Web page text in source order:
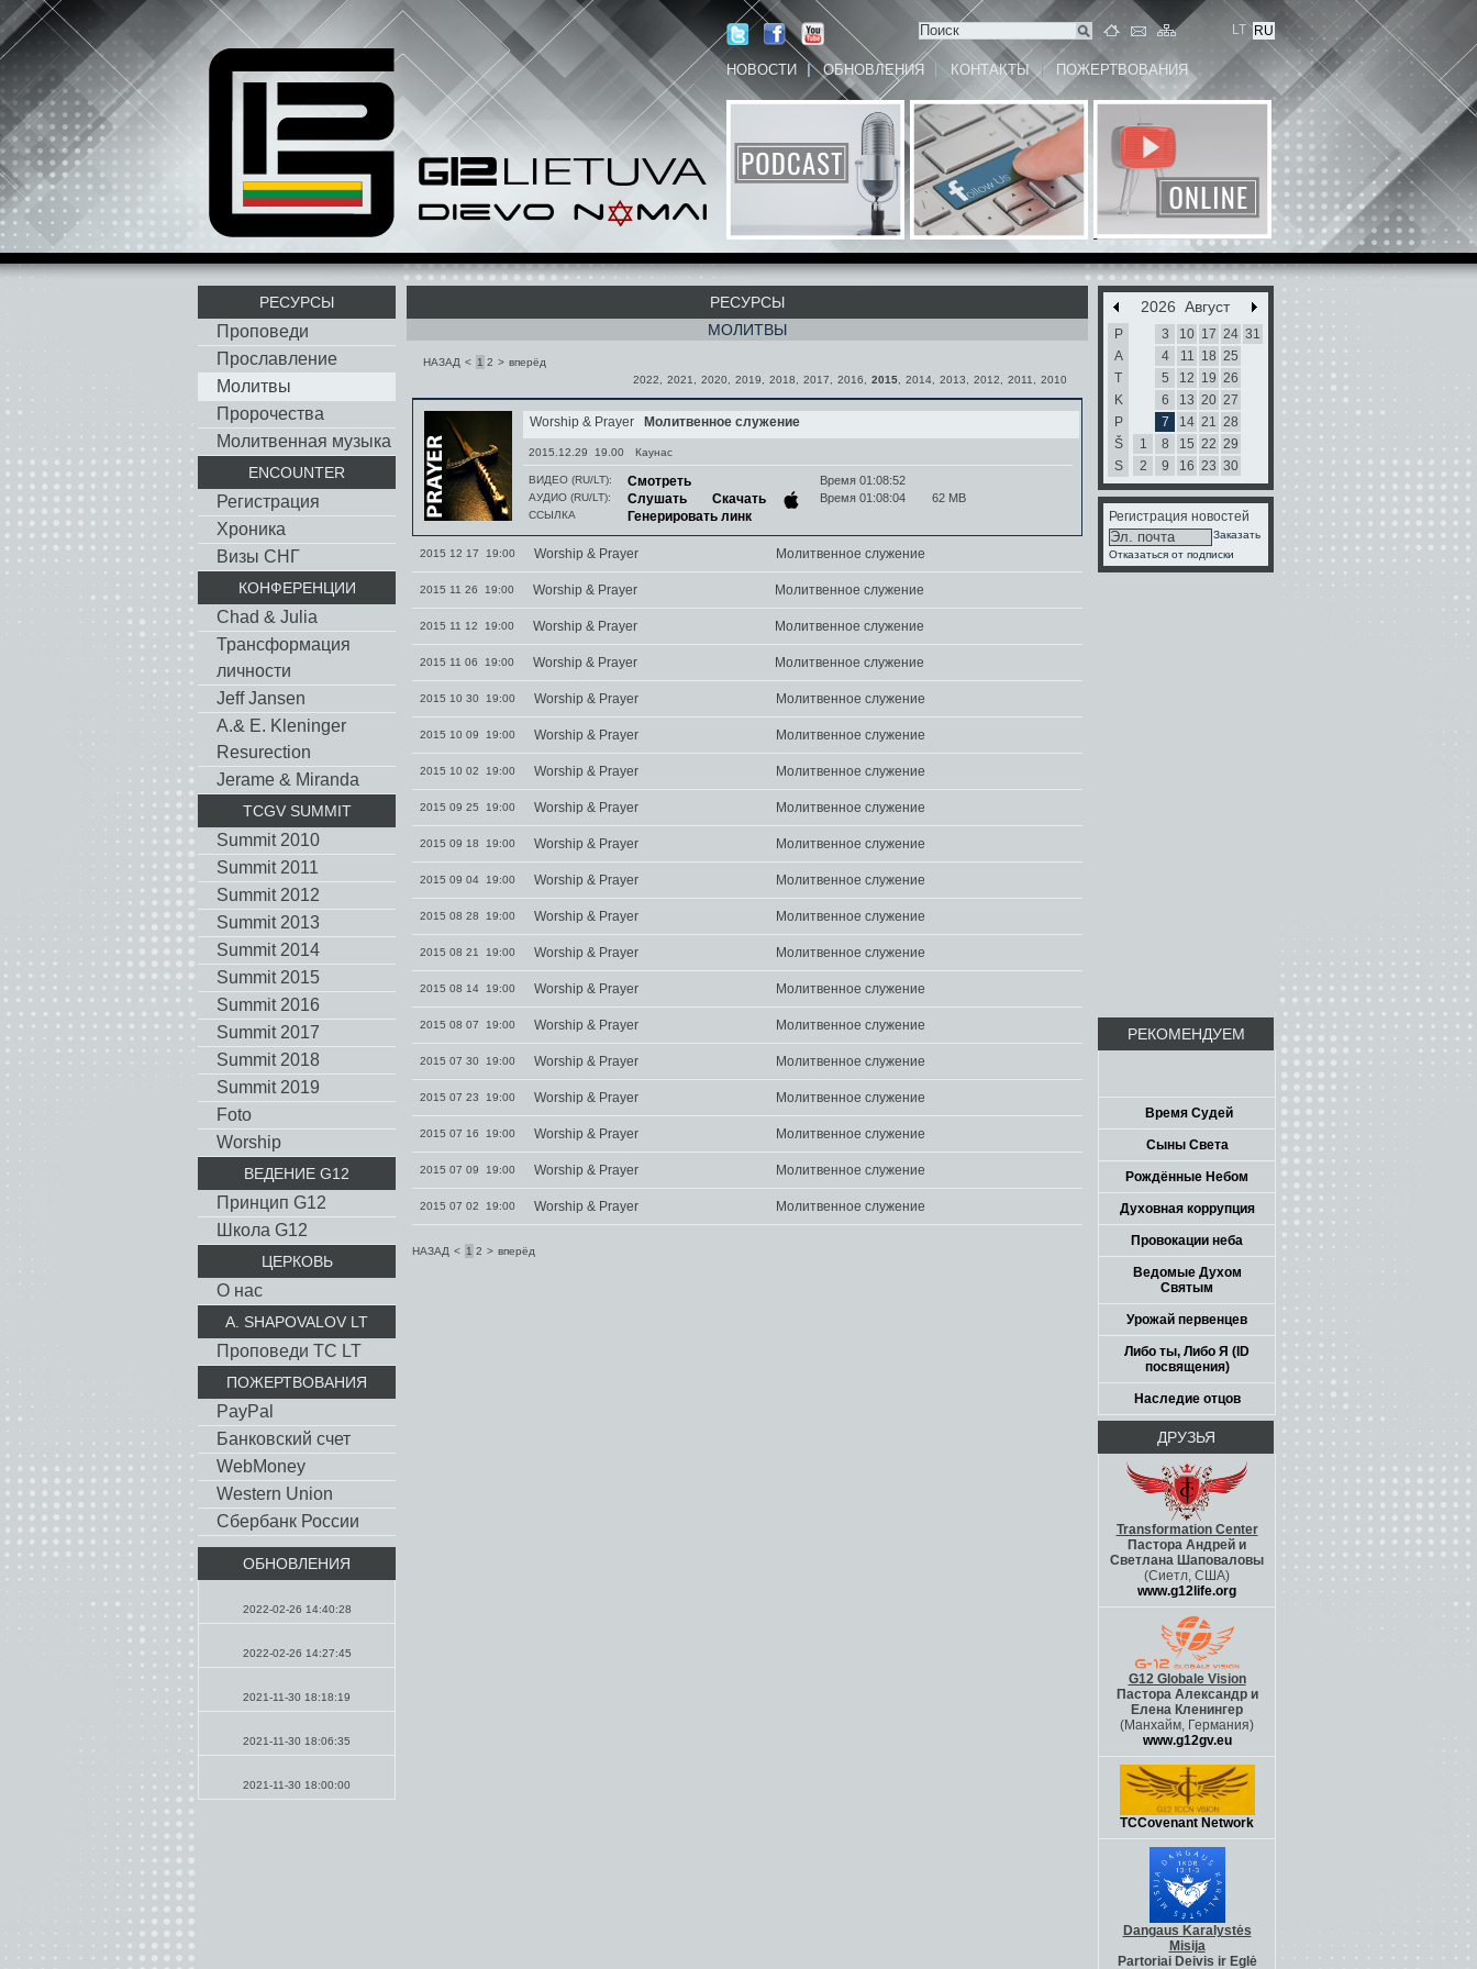
LT RU
НОВОСТИ ОБНОВЛЕНИЯ КОНТАКТЫ ПОЖЕРТВОВАНИЯ
РЕСУРСЫ
Проповеди
Прославление
Молитвы
Пророчества
Молитвенная музыка
ENCOUNTER
Регистрация
Хроника
Визы СНГ
КОНФЕРЕНЦИИ
Chad & Julia
Трансформация
личности
Jeff Jansen
A.& E. Kleninger
Resurection
Jerame & Miranda
TCGV SUMMIT
Summit 2010
Summit 2011
Summit 2012
Summit 2013
Summit 2014
Summit 2015
Summit 2016
Summit 2017
Summit 2018
Summit 2019
Foto
Worship
ВЕДЕНИЕ G12
Принцип G12
Школа G12
ЦЕРКОВЬ
О нас
A. SHAPOVALOV LT
Проповеди TC LT
ПОЖЕРТВОВАНИЯ
PayPal
Банковский счет
WebMoney
Western Union
Сбербанк России
ОБНОВЛЕНИЯ
2022-02-26 14:40:28
2022-02-26 14:27:45
2021-11-30 18:18:19
2021-11-30 18:06:35
2021-11-30 18:00:00
РЕСУРСЫ
МОЛИТВЫ
НАЗАД < 1 2 > вперёд
2022
2021 2020 2019 2018 2017 2016 2015 2014 2013 2012 2011 2010
Worship & Prayer Молитвенное служение
2015.12.29 19.00 Каунас
ВИДЕО (RU/LT): Смотреть Время 01:08:52
АУДИО (RU/LT): Слушать Скачать Время 01:08:04 62 MB
ССЫЛКА Генерировать линк
2015 12 17 19:00 Worship & Prayer Молитвенное служение
2015 11 26 19:00 Worship & Prayer Молитвенное служение
2015 11 12 19:00 Worship & Prayer Молитвенное служение
2015 11 06 19:00 Worship & Prayer Молитвенное служение
2015 10 30 19:00 Worship & Prayer Молитвенное служение
2015 10 09 19:00 Worship & Prayer Молитвенное служение
2015 10 02 19:00 Worship & Prayer Молитвенное служение
2015 09 25 19:00 Worship & Prayer Молитвенное служение
2015 09 18 19:00 Worship & Prayer Молитвенное служение
2015 09 04 19:00 Worship & Prayer Молитвенное служение
2015 08 28 19:00 Worship & Prayer Молитвенное служение
2015 08 21 19:00 Worship & Prayer Молитвенное служение
2015 08 14 19:00 Worship & Prayer Молитвенное служение
2015 08 07 19:00 Worship & Prayer Молитвенное служение
2015 07 30 19:00 Worship & Prayer Молитвенное служение
2015 07 23 19:00 Worship & Prayer Молитвенное служение
2015 07 16 19:00 Worship & Prayer Молитвенное служение
2015 07 09 19:00 Worship & Prayer Молитвенное служение
2015 07 02 19:00 Worship & Prayer Молитвенное служение
НАЗАД < 1 2 > вперёд
2026 Август
P
A
T
K
P
Š
S
1
2
3
4
5
6
7
8
9
10
11
12
13
14
15
16
17
18
19
20
21
22
23
24
25
26
27
28
29
30
31
Регистрация новостей
Заказать
Отказаться от подписки
РЕКОМЕНДУЕМ
Время Судей
Сыны Света
Рождённые Небом
Духовная коррупция
Провокации неба
Ведомые Духом
Святым
Урожай первенцев
Либо ты, Либо Я (ID
посвящения)
Наследие отцов
ДРУЗЬЯ
Transformation Center
Пастора Андрей и
Светлана Шаповаловы
(Сиетл, США)
www.g12life.org
G12 Globale Vision
Пастора Александр и
Елена Кленингер
(Манхайм, Германия)
www.g12gv.eu
TCCovenant Network
Dangaus Karalystės
Misija
Partoriai Deivis ir Eglė